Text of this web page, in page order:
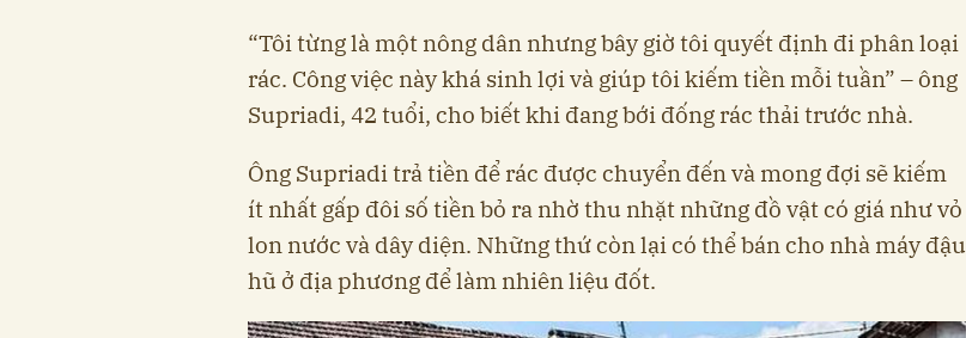
“Tôi từng là một nông dân nhưng bây giờ tôi quyết định đi phân loại
rác. Công việc này khá sinh lợi và giúp tôi kiếm tiền mỗi tuần” – ông
Supriadi, 42 tuổi, cho biết khi đang bới đống rác thải trước nhà.
Ông Supriadi trả tiền để rác được chuyển đến và mong đợi sẽ kiếm
ít nhất gấp đôi số tiền bỏ ra nhờ thu nhặt những đồ vật có giá như vỏ
lon nước và dây diện. Những thứ còn lại có thể bán cho nhà máy đậu
hũ ở địa phương để làm nhiên liệu đốt.